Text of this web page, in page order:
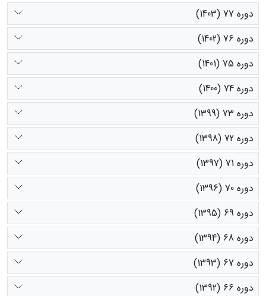
دوره 77 (1403)
دوره 76 (1402)
دوره 75 (1401)
دوره 74 (1400)
دوره 73 (1399)
دوره 72 (1398)
دوره 71 (1397)
دوره 70 (1396)
دوره 69 (1395)
دوره 68 (1394)
دوره 67 (1393)
دوره 66 (1392)